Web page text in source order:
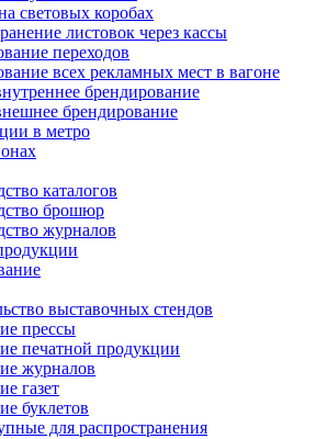
световых коробах
листовок через кассы
переходов
всех рекламных мест в вагоне
брендирование
брендирование
в метро
каталогов
брошюр
журналов
выставочных стендов
прессы
печатной продукции
журналов
газет
буклетов
для распространения